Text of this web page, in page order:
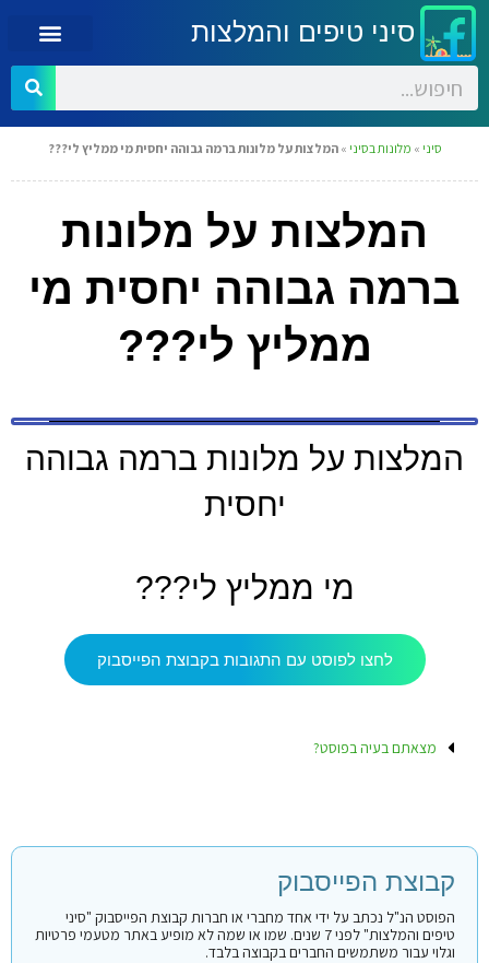
סיני טיפים והמלצות
סיני » מלונות בסיני »המלצות על מלונות ברמה גבוהה יחסית מי ממליץ לי???
המלצות על מלונות
ברמה גבוהה יחסית מי
ממליץ לי???
המלצות על מלונות ברמה גבוהה
יחסית
מי ממליץ לי???
לחצו לפוסט עם התגובות בקבוצת הפייסבוק
מצאתם בעיה בפוסט?
קבוצת הפייסבוק
הפוסט הנ"ל נכתב על ידי אחד מחברי או חברות קבוצת הפייסבוק "סיני
טיפים והמלצות" לפני 7 שנים. שמו או שמה לא מופיע באתר מטעמי פרטיות
וגלוי עבור משתמשים החברים בקבוצה בלבד.